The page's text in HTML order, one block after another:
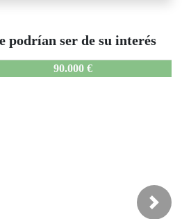
podrían ser de su interés
Next